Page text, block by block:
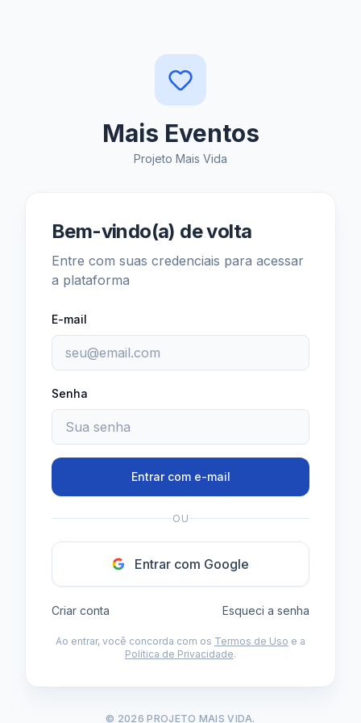
Mais Eventos
Projeto Mais Vida
Bem-vindo(a) de volta
Entre com suas credenciais para acessar
a plataforma
E-mail
Senha
Entrar com e-mail
OU
Entrar com Google
Criar conta Esqueci a senha
Ao entrar, você concorda com os Termos de Uso e a
Política de Privacidade.
© 2026 PROJETO MAIS VIDA.